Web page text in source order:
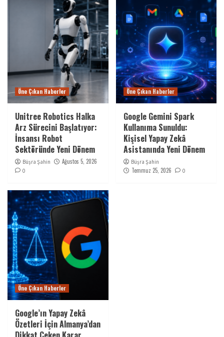
Öne Çıkan Haberler
Unitree Robotics Halka
Arz Sürecini Başlatıyor:
İnsansı Robot
Sektöründe Yeni Dönem
Büşra Şahin Ağustos 5, 2026
0
Öne Çıkan Haberler
Google Gemini Spark
Kullanıma Sunuldu:
Kişisel Yapay Zekâ
Asistanında Yeni Dönem
Büşra Şahin
Temmuz 25, 2026 0
Öne Çıkan Haberler
Google’ın Yapay Zekâ
Özetleri İçin Almanya’dan